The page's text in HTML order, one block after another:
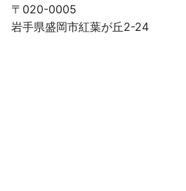
〒020-0005
岩手県盛岡市紅葉が丘2-24